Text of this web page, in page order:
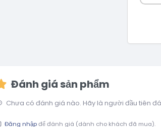
Đánh giá sản phẩm
Chưa có đánh giá nào. Hãy là người đầu tiên
Đăng nhậpđể đánh giá (dành cho khách đã mua).